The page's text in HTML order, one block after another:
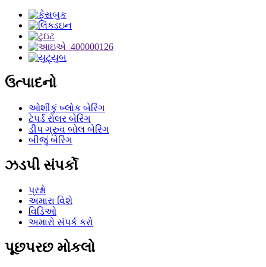
ઉત્પાદનો
ઓશીકું બ્લોક બેરિંગ
ટેપર્ડ રોલર બેરિંગ
ડીપ ગ્રુવ બોલ બેરિંગ
બીજું બેરિંગ
ઝડપી સંપર્કો
પ્રશ્નો
અમારા વિશે
વિડિઓ
અમારો સંપર્ક કરો
પૂછપરછ મોકલો